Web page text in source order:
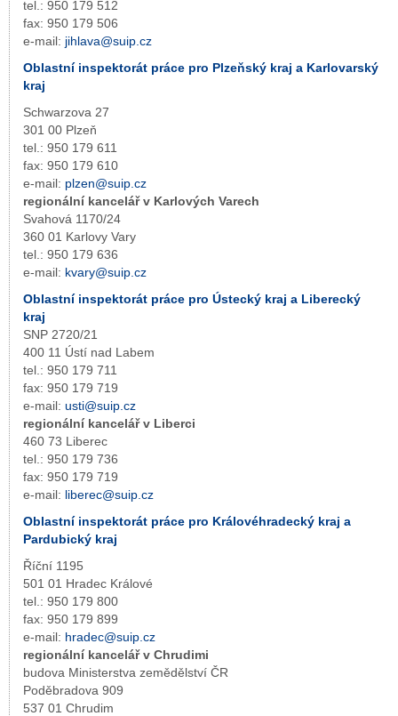
tel.: 950 179 512
fax: 950 179 506
e-mail: jihlava@suip.cz
Oblastní inspektorát práce pro Plzeňský kraj a Karlovarský
kraj
Schwarzova 27
301 00 Plzeň
tel.: 950 179 611
fax: 950 179 610
e-mail: plzen@suip.cz
regionální kancelář v Karlových Varech
Svahová 1170/24
360 01 Karlovy Vary
tel.: 950 179 636
e-mail: kvary@suip.cz
Oblastní inspektorát práce pro Ústecký kraj a Liberecký
kraj
SNP 2720/21
400 11 Ústí nad Labem
tel.: 950 179 711
fax: 950 179 719
e-mail: usti@suip.cz
regionální kancelář v Liberci
460 73 Liberec
tel.: 950 179 736
fax: 950 179 719
e-mail: liberec@suip.cz
Oblastní inspektorát práce pro Královéhradecký kraj a
Pardubický kraj
Říční 1195
501 01 Hradec Králové
tel.: 950 179 800
fax: 950 179 899
e-mail: hradec@suip.cz
regionální kancelář v Chrudimi
budova Ministerstva zemědělství ČR
Poděbradova 909
537 01 Chrudim